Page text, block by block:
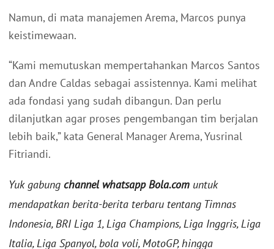
Namun, di mata manajemen Arema, Marcos punya
keistimewaan.
“Kami memutuskan mempertahankan Marcos Santos
dan Andre Caldas sebagai assistennya. Kami melihat
ada fondasi yang sudah dibangun. Dan perlu
dilanjutkan agar proses pengembangan tim berjalan
lebih baik,” kata General Manager Arema, Yusrinal
Fitriandi.
Yuk gabung channel whatsapp Bola.com untuk
mendapatkan berita-berita terbaru tentang Timnas
Indonesia, BRI Liga 1, Liga Champions, Liga Inggris, Liga
Italia, Liga Spanyol, bola voli, MotoGP, hingga